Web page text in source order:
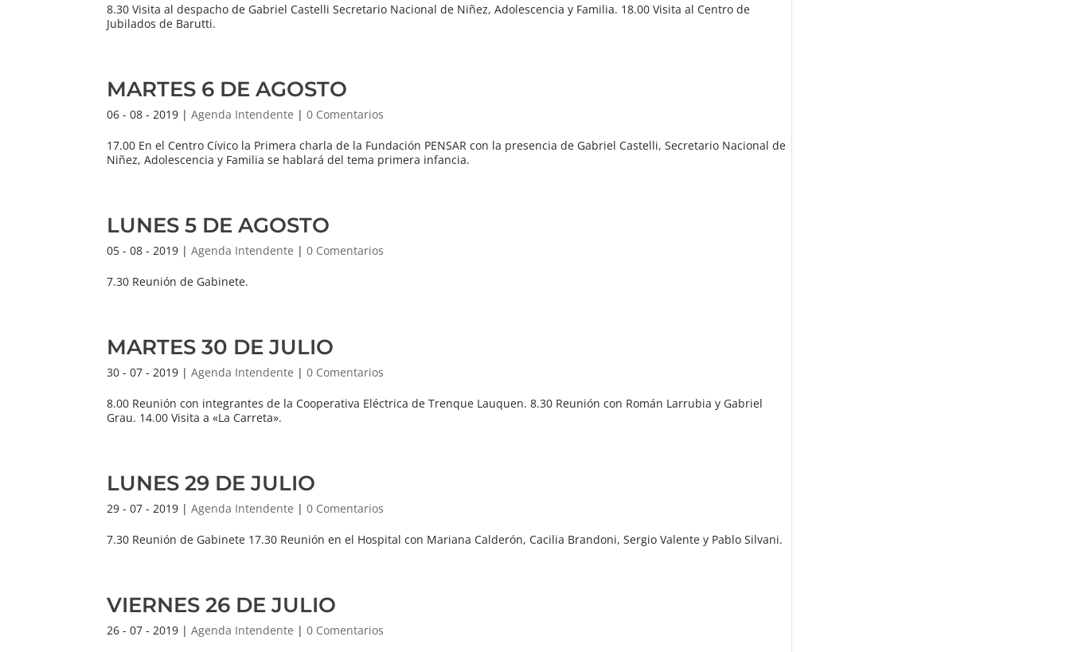
8.30 Visita al despacho de Gabriel Castelli Secretario Nacional de Niñez, Adolescencia y Familia. 18.00 Visita al Centro de
Jubilados de Barutti.
MARTES 6 DE AGOSTO
06 - 08 - 2019 |Agenda Intendente |0 Comentarios
17.00 En el Centro Cívico la Primera charla de la Fundación PENSAR con la presencia de Gabriel Castelli, Secretario Nacional de
Niñez, Adolescencia y Familia se hablará del tema primera infancia.
LUNES 5 DE AGOSTO
05 - 08 - 2019 |Agenda Intendente |0 Comentarios
7.30 Reunión de Gabinete.
MARTES 30 DE JULIO
30 - 07 - 2019 |Agenda Intendente |0 Comentarios
8.00 Reunión con integrantes de la Cooperativa Eléctrica de Trenque Lauquen. 8.30 Reunión con Román Larrubia y Gabriel
Grau. 14.00 Visita a «La Carreta».
LUNES 29 DE JULIO
29 - 07 - 2019 |Agenda Intendente |0 Comentarios
7.30 Reunión de Gabinete 17.30 Reunión en el Hospital con Mariana Calderón, Cacilia Brandoni, Sergio Valente y Pablo Silvani.
VIERNES 26 DE JULIO
26 - 07 - 2019 |Agenda Intendente |0 Comentarios